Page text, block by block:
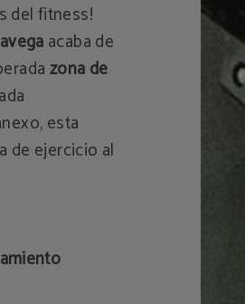
del fitness!
acaba de
zona de
esta
de ejercicio al